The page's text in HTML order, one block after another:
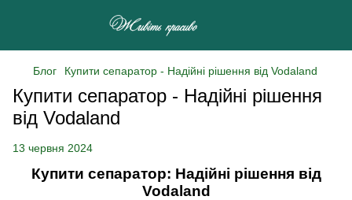
Блог Купити сепаратор - Надійні рішення від Vodaland
Купити сепаратор - Надійні рішення
від Vodaland
13 червня 2024
Купити сепаратор: Надійні рішення від
Vodaland